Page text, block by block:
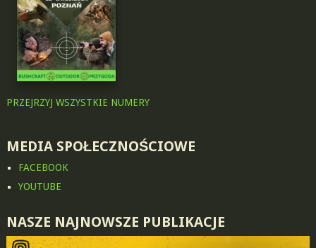
PRZEJRZYJ WSZYSTKIE NUMERY
MEDIA SPOŁECZNOŚCIOWE
FACEBOOK
YOUTUBE
NASZE NAJNOWSZE PUBLIKACJE